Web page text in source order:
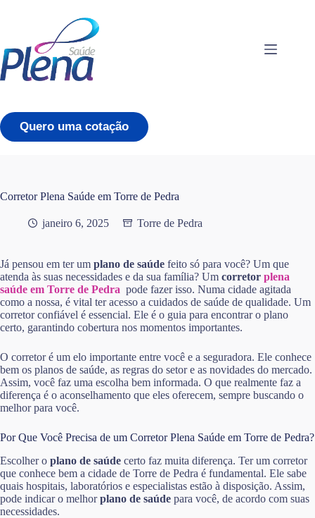
conteúdo
Quero uma cotação
Corretor Plena Saúde em Torre de Pedra
janeiro 6, 2025 Torre de Pedra
Já pensou em ter um plano de saúde feito só para você? Um que
atenda às suas necessidades e da sua família? Um corretor plena
saúde em Torre de Pedra pode fazer isso. Numa cidade agitada
como a nossa, é vital ter acesso a cuidados de saúde de qualidade. Um
corretor confiável é essencial. Ele é o guia para encontrar o plano
certo, garantindo cobertura nos momentos importantes.
O corretor é um elo importante entre você e a seguradora. Ele conhece
bem os planos de saúde, as regras do setor e as novidades do mercado.
Assim, você faz uma escolha bem informada. O que realmente faz a
diferença é o aconselhamento que eles oferecem, sempre buscando o
melhor para você.
Por Que Você Precisa de um Corretor Plena Saúde em Torre de Pedra?
Escolher o plano de saúde certo faz muita diferença. Ter um corretor
que conhece bem a cidade de Torre de Pedra é fundamental. Ele sabe
quais hospitais, laboratórios e especialistas estão à disposição. Assim,
pode indicar o melhorplano de saúde para você, de acordo com suas
necessidades.